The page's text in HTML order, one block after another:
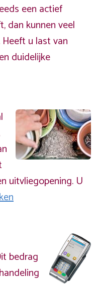
een actief
dan kunnen veel
u last van
duidelijke
uitvliegopening. U
bedrag